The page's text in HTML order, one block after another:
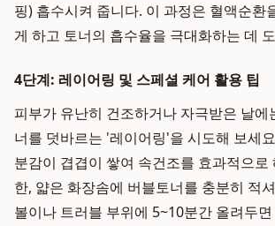
핑) 흡수시켜 줍니다. 이 과정은 혈액순환
게 하고 토너의 흡수율을 극대화하는 데
4단계: 레이어링 및 스페셜 케어 활용 팁
피부가 유난히 건조하거나 자극받은 날에
너를 덧바르는 '레이어링'을 시도해 보세
분감이 겹겹이 쌓여 속건조를 효과적으로
한, 얇은 화장솜에 버블토너를 충분히 적
볼이나 트러블 부위에 5~10분간 올려두